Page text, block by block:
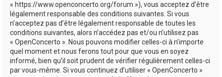
« https://www.openconcerto.org/forum »), vous acceptez d’être
légalement responsable des conditions suivantes. Si vous
n’acceptez pas d’être légalement responsable de toutes les
conditions suivantes, alors n’accédez pas et/ou n’utilisez pas
« OpenConcerto ». Nous pouvons modifier celles-ci à n’importe
quel moment et nous ferons tout pour que vous en soyez
informé, bien qu’il soit prudent de vérifier régulièrement celles-ci
par vous-même. Si vous continuez d’utiliser « OpenConcerto »